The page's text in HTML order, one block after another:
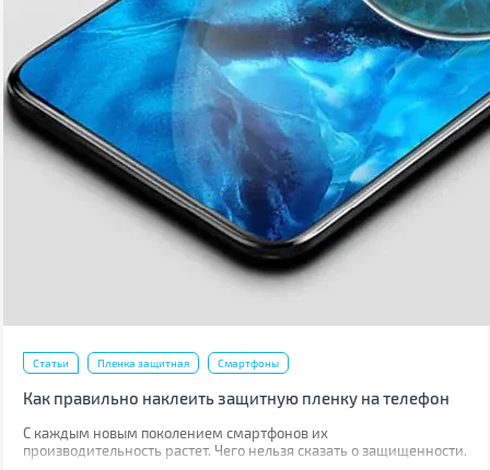
Статьи Пленка защитная Смартфоны
Как правильно наклеить защитную пленку на телефон
С каждым новым поколением смартфонов их
производительность растет. Чего нельзя сказать о защищенности.